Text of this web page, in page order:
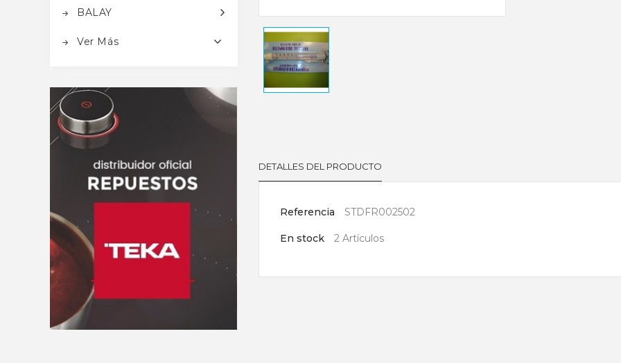
BALAY
Ver Más
DETALLES DEL PRODUCTO
Referencia STDFR002502
En stock 2 Artículos